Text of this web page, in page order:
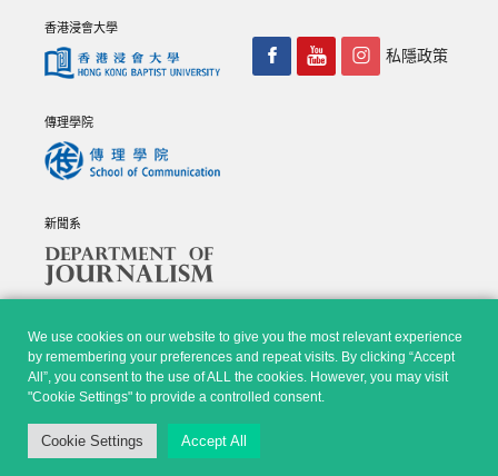
We use cookies on our website to give you the most relevant experience
by remembering your preferences and repeat visits. By clicking “Accept
All”, you consent to the use of ALL the cookies. However, you may visit
"Cookie Settings" to provide a controlled consent.
Cookie Settings Accept All
香港浸會大學
傳理學院
新聞系
私隱政策
© Copyright 2026 - 香港浸會大學傳理學院, 新聞系 |Privacy
Policy
|